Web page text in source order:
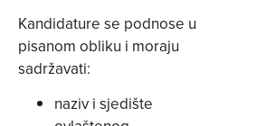
Kandidature se podnose u
pisanom obliku i moraju
sadržavati:
naziv i sjedište